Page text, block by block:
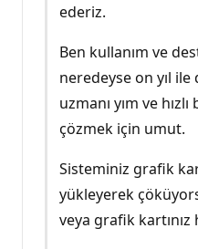
ederiz.
Ben kullanım ve
neredeyse on yıl
uzmanı yım ve
çözmek için umut.
Sisteminiz grafik
yükleyerek
veya grafik kartınız